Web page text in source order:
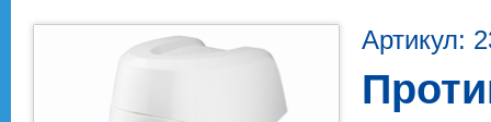
Артикул: